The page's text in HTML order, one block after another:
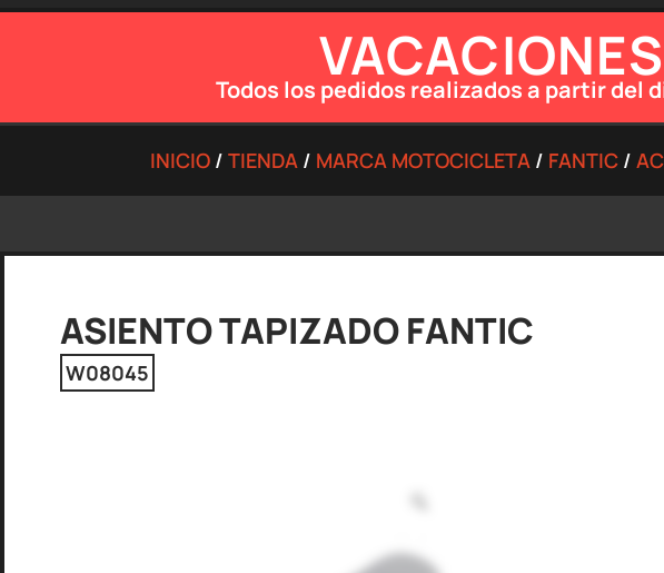
Todos los pedidos realizados a partir del
INICIO / TIENDA / MARCA MOTOCICLETA / FANTIC /
ASIENTO TAPIZADO FANTIC
W08045